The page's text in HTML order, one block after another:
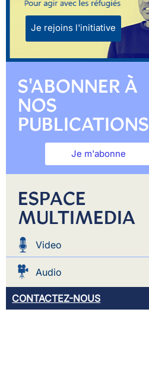
Je rejoins l'initiative
S'ABONNER À
NOS
PUBLICATIONS
Je m'abonne
ESPACE
MULTIMEDIA
Video
Audio
CONTACTEZ-NOUS